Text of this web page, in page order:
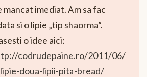
mancat imediat. Am sa fac
si o lipie „tip shaorma”.
o idee aici:
codrudepaine.ro/2011/06/
doua-lipii-pita-bread/